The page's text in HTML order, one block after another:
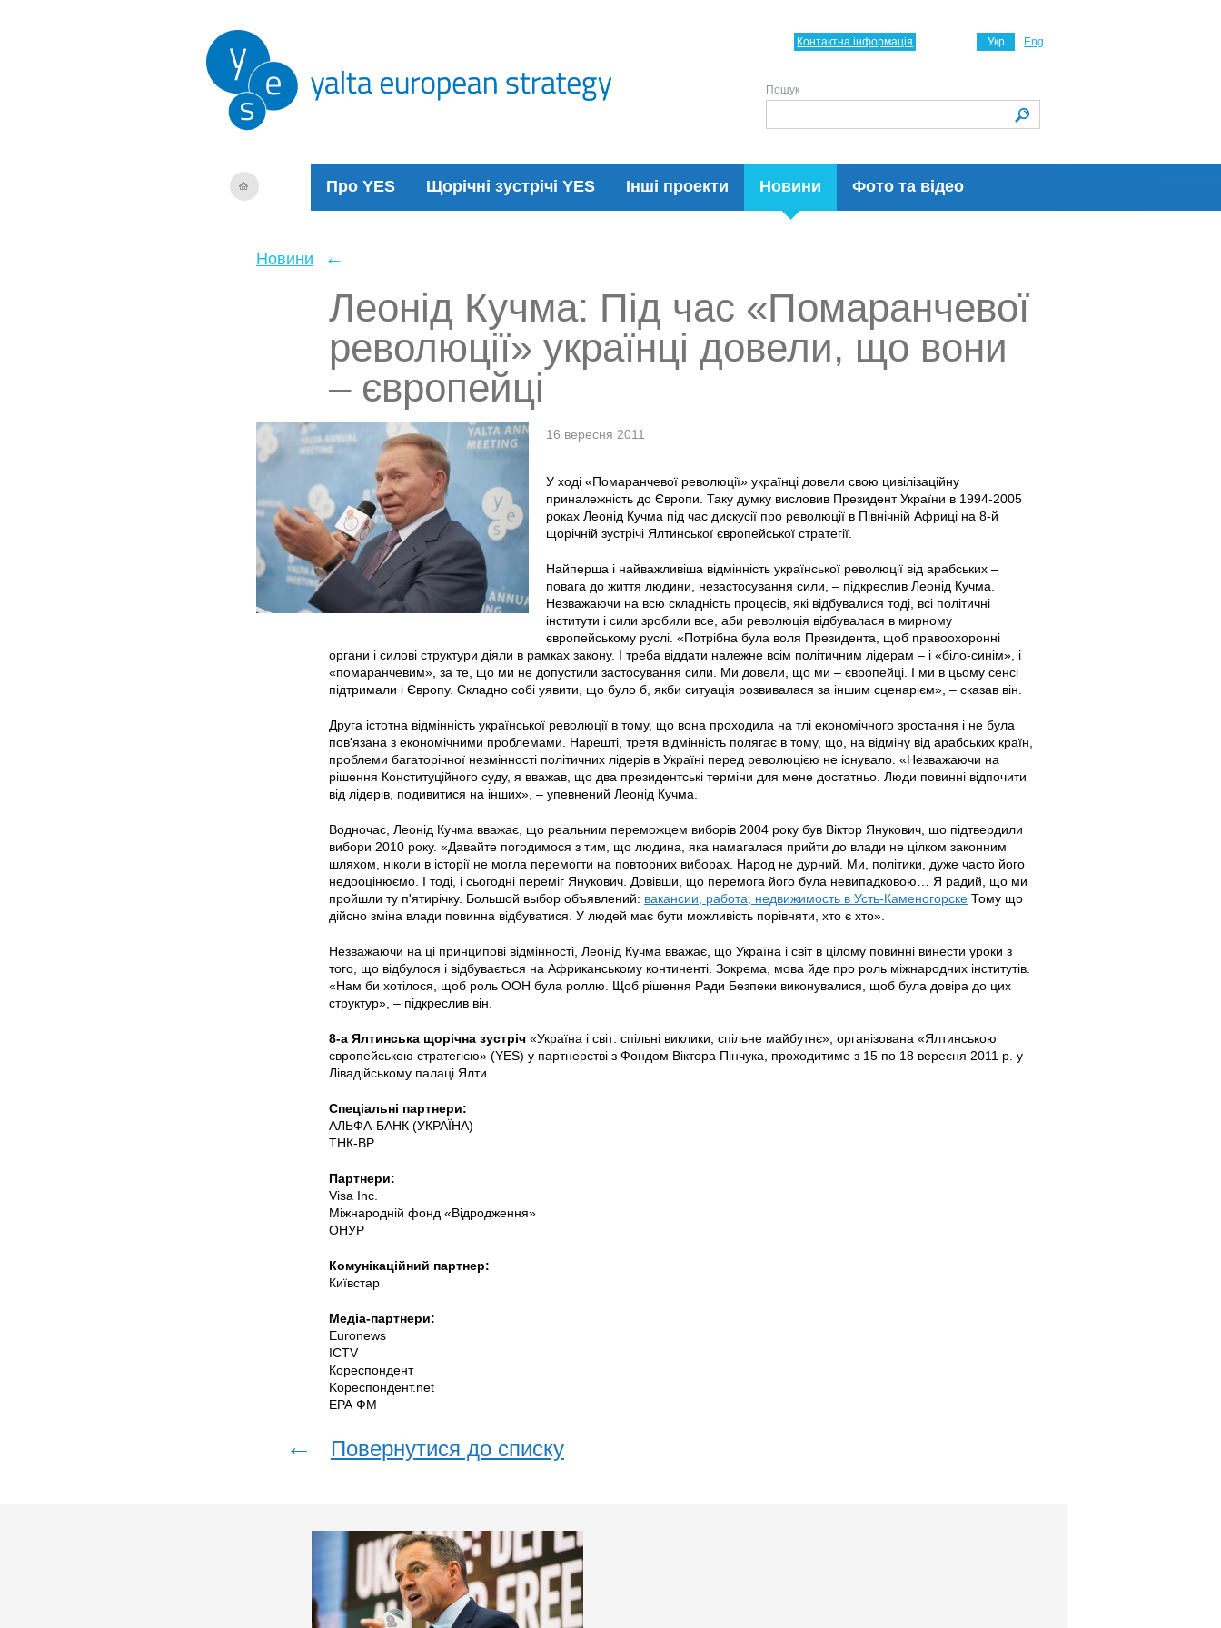
Про YES Щорічні зустрічі YES Інші проекти Новини Фото та відео
Укр Eng
Контактна інформація
Пошук
Новини ←
Леонід Кучма: Під час «Помаранчевої
революції» українці довели, що вони
– європейці
16 вересня 2011
У ході «Помаранчевої революції» українці довели свою цивілізаційну
приналежність до Європи. Таку думку висловив Президент України в 1994-2005
роках Леонід Кучма під час дискусії про революції в Північній Африці на 8-й
щорічній зустрічі Ялтинської європейської стратегії.
Найперша і найважливіша відмінність української революції від арабських –
повага до життя людини, незастосування сили, – підкреслив Леонід Кучма.
Незважаючи на всю складність процесів, які відбувалися тоді, всі політичні
інститути і сили зробили все, аби революція відбувалася в мирному
європейському руслі. «Потрібна була воля Президента, щоб правоохоронні
органи і силові структури діяли в рамках закону. І треба віддати належне всім політичним лідерам – і «біло-синім», і
«помаранчевим», за те, що ми не допустили застосування сили. Ми довели, що ми – європейці. І ми в цьому сенсі
підтримали і Європу. Складно собі уявити, що було б, якби ситуація розвивалася за іншим сценарієм», – сказав він.
Друга істотна відмінність української революції в тому, що вона проходила на тлі економічного зростання і не була
пов'язана з економічними проблемами. Нарешті, третя відмінність полягає в тому, що, на відміну від арабських країн,
проблеми багаторічної незмінності політичних лідерів в Україні перед революцією не існувало. «Незважаючи на
рішення Конституційного суду, я вважав, що два президентські терміни для мене достатньо. Люди повинні відпочити
від лідерів, подивитися на інших», – упевнений Леонід Кучма.
Водночас, Леонід Кучма вважає, що реальним переможцем виборів 2004 року був Віктор Янукович, що підтвердили
вибори 2010 року. «Давайте погодимося з тим, що людина, яка намагалася прийти до влади не цілком законним
шляхом, ніколи в історії не могла перемогти на повторних виборах. Народ не дурний. Ми, політики, дуже часто його
недооцінюємо. І тоді, і сьогодні переміг Янукович. Довівши, що перемога його була невипадковою… Я радий, що ми
пройшли ту п'ятирічку. Большой выбор объявлений: вакансии, работа, недвижимость в Усть-Каменогорске Тому що
дійсно зміна влади повинна відбуватися. У людей має бути можливість порівняти, хто є хто».
Незважаючи на ці принципові відмінності, Леонід Кучма вважає, що Україна і світ в цілому повинні винести уроки з
того, що відбулося і відбувається на Африканському континенті. Зокрема, мова йде про роль міжнародних інститутів.
«Нам би хотілося, щоб роль ООН була роллю. Щоб рішення Ради Безпеки виконувалися, щоб була довіра до цих
структур», – підкреслив він.
8-а Ялтинська щорічна зустріч «Україна і світ: спільні виклики, спільне майбутнє», організована «Ялтинською
європейською стратегією» (YES) у партнерстві з Фондом Віктора Пінчука, проходитиме з 15 по 18 вересня 2011 р. у
Лівадійському палаці Ялти.
Спеціальні партнери:
АЛЬФА-БАНК (УКРАЇНА)
TНК-BP
Партнери:
Visa Inc.
Міжнародній фонд «Відродження»
ОНУР
Комунікаційний партнер:
Київстар
Медіа-партнери:
Euronews
ICTV
Кореспондент
Kореспондент.net
EРА ФМ
← Повернутися до списку